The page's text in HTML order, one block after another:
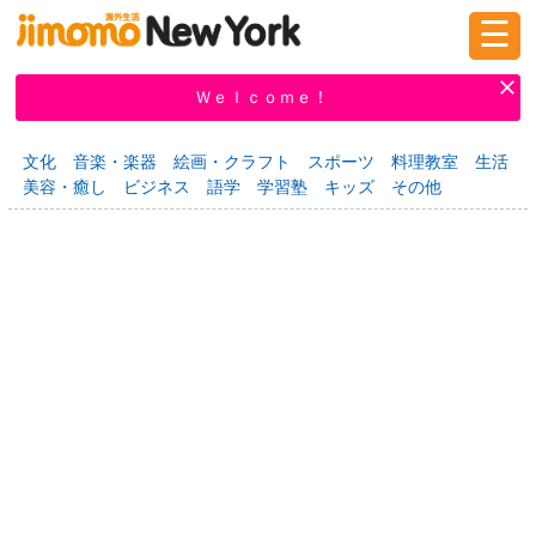
掲示板 タウン情報 教えて！
☰
Ｗｅｌｃｏｍｅ！
文化 音楽・楽器 絵画・クラフト スポーツ 料理教室
生活
美容・癒し
ビジネス 語学 学習塾 キッズ その他